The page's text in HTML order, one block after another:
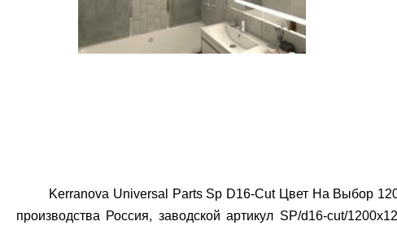
Kerranova Universal Parts Sp D16-Cut Цвет На Выбор
производства Россия, заводской артикул SP/d16-cut/